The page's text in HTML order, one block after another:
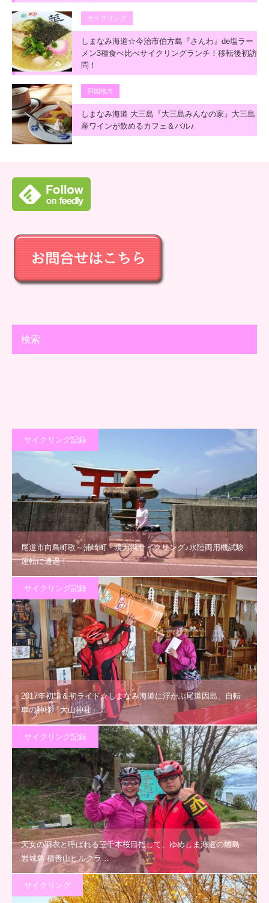
サイクリング
しまなみ海道☆今治市伯方島『さんわ』de塩ラー
メン3種食べ比べサイクリングランチ！移転後初訪
問！
四国地方
しまなみ海道 大三島『大三島みんなの家』大三島
産ワインが飲めるカフェ＆バル♪
検索
サイクリング記録
尾道市向島町歌～浦崎町・境ガ浜サイクリング♪水陸両用機試験
運転に遭遇！
サイクリング記録
2017年初詣＆初ライド☆しまなみ海道に浮かぶ尾道因島、自転
車の神様「大山神社」…
サイクリング記録
天女の羽衣と呼ばれる三千本桜目指して、ゆめしま海道の離島
岩城島 積善山ヒルクラ…
サイクリング